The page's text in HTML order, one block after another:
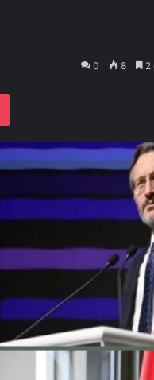
0 8 2
Pocket